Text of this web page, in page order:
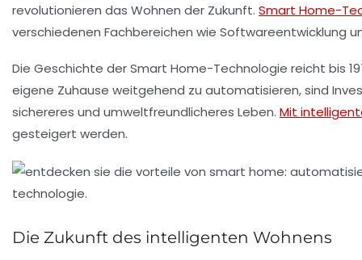
revolutionieren das Wohnen der Zukunft. Smart Home-
verschiedenen Fachbereichen wie Softwareentwicklung
Die Geschichte derSmart Home-Technologie reicht bis
eigene Zuhause weitgehend zu automatisieren, sind
sichereres und umweltfreundlicheres Leben. Mit
gesteigert werden.
Die Zukunft des intelligenten Wohnens